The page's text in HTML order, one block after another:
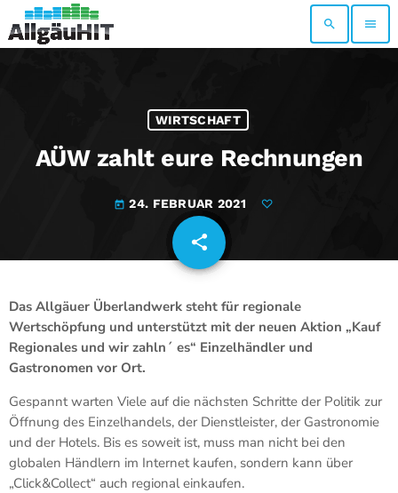
search menu
WIRTSCHAFT
AÜW zahlt eure Rechnungen
today 24. FEBRUAR 2021
share
email
Das Allgäuer Überlandwerk steht für regionale
Wertschöpfung und unterstützt mit der neuen Aktion „Kauf
Regionales und wir zahln´ es“ Einzelhändler und
Gastronomen vor Ort.
Gespannt warten Viele auf die nächsten Schritte der Politik zur
Öffnung des Einzelhandels, der Dienstleister, der Gastronomie
und der Hotels. Bis es soweit ist, muss man nicht bei den
globalen Händlern im Internet kaufen, sondern kann über
„Click&Collect“ auch regional einkaufen.